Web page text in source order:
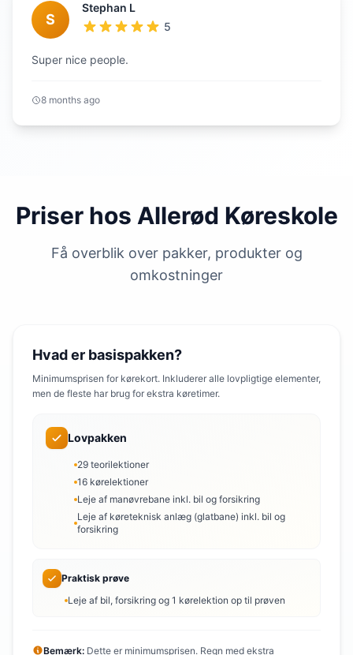
S
Stephan L
5
Super nice people.
8 months ago
Priser hos Allerød Køreskole
Få overblik over pakker, produkter og
omkostninger
Hvad er basispakken?
Minimumsprisen for kørekort. Inkluderer alle lovpligtige elementer,
men de fleste har brug for ekstra køretimer.
Lovpakken
29 teorilektioner
16 kørelektioner
Leje af manøvrebane inkl. bil og forsikring
Leje af køreteknisk anlæg (glatbane) inkl. bil og
forsikring
Praktisk prøve
Leje af bil, forsikring og 1 kørelektion op til prøven
Bemærk: Dette er minimumsprisen. Regn med ekstra